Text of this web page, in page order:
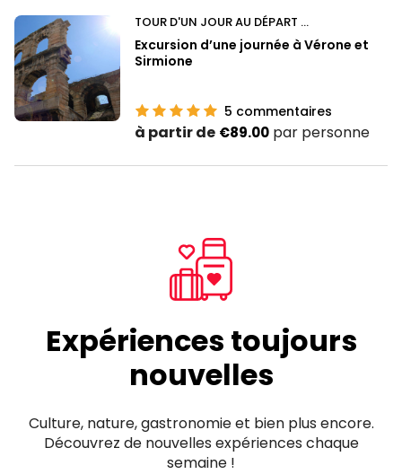
TOUR D'UN JOUR AU DÉPART DE BERGAMO
Excursion d’une journée à Vérone et
Sirmione
5 commentaires
à partir de €89.00 par personne
Expériences toujours
nouvelles
Culture, nature, gastronomie et bien plus encore.
Découvrez de nouvelles expériences chaque
semaine !